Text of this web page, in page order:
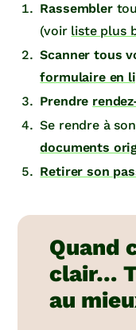
Rassembler
(voir liste plus
Scanner tous
formulaire en
Prendre
Se rendre à
documents
Retirer son
Quand
clair…
au